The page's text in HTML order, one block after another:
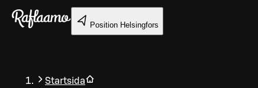
Gå till huvudinnehållet
Position Helsingfors
Startsida